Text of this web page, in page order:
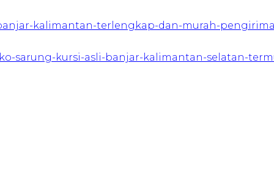
kalimantan-terlengkap-dan-murah-
sarung-kursi-asli-banjar-kalimantan-selatan-